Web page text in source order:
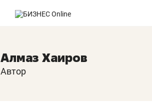
Алмаз Хаиров
Автор